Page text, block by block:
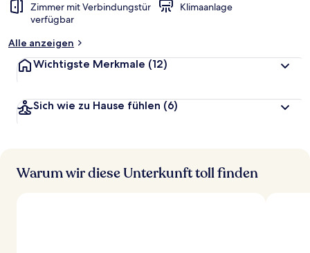
Zimmer mit Verbindungstür
verfügbar
Klimaanlage
Alle anzeigen
Wichtigste Merkmale (12)
Sich wie zu Hause fühlen (6)
Warum wir diese Unterkunft toll finden